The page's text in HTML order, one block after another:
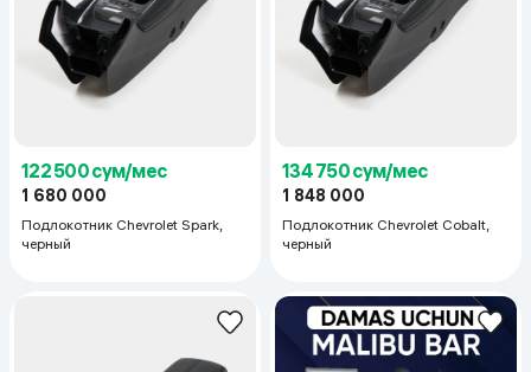
122 500 сум/мес
1 680 000
Подлокотник Chevrolet Spark,
черный
134 750 сум/мес
1 848 000
Подлокотник Chevrolet Cobalt,
черный